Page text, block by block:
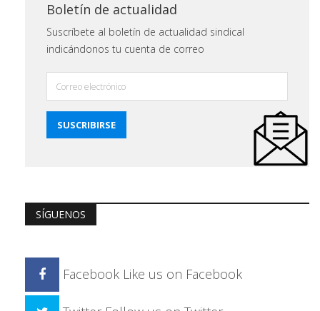
Boletín de actualidad
Suscríbete al boletín de actualidad sindical
indicándonos tu cuenta de correo
SÍGUENOS
Facebook Like us on Facebook